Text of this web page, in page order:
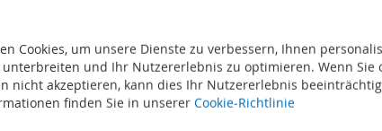
Cookies, um unsere Dienste zu verbessern, Ihnen
unterbreiten und Ihr Nutzererlebnis zu optimieren. Wenn Sie
nicht akzeptieren, kann dies Ihr Nutzererlebnis
finden Sie in unserer Cookie-Richtlinie